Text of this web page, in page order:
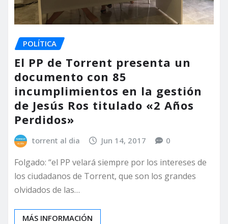
POLÍTICA
El PP de Torrent presenta un
documento con 85
incumplimientos en la gestión
de Jesús Ros titulado «2 Años
Perdidos»
torrent al dia Jun 14, 2017 0
Folgado: “el PP velará siempre por los intereses de
los ciudadanos de Torrent, que son los grandes
olvidados de las…
MÁS INFORMACIÓN